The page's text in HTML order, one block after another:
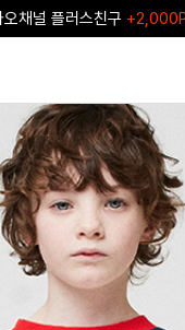
포레 앱 다운로드+3,000P